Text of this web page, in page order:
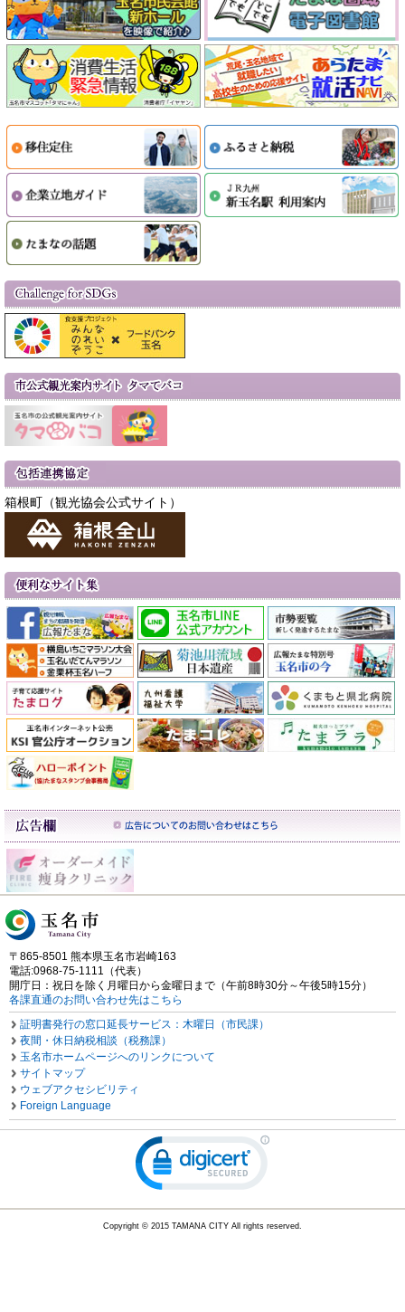
箱根町（観光協会公式サイト）
〒865-8501 熊本県玉名市岩崎163
電話:0968-75-1111（代表）
開庁日：祝日を除く月曜日から金曜日まで（午前8時30分～午後5時15分）
各課直通のお問い合わせ先はこちら
証明書発行の窓口延長サービス：木曜日（市民課）
夜間・休日納税相談（税務課）
玉名市ホームページへのリンクについて
サイトマップ
ウェブアクセシビリティ
Foreign Language
Copyright © 2015 TAMANA CITY All rights reserved.